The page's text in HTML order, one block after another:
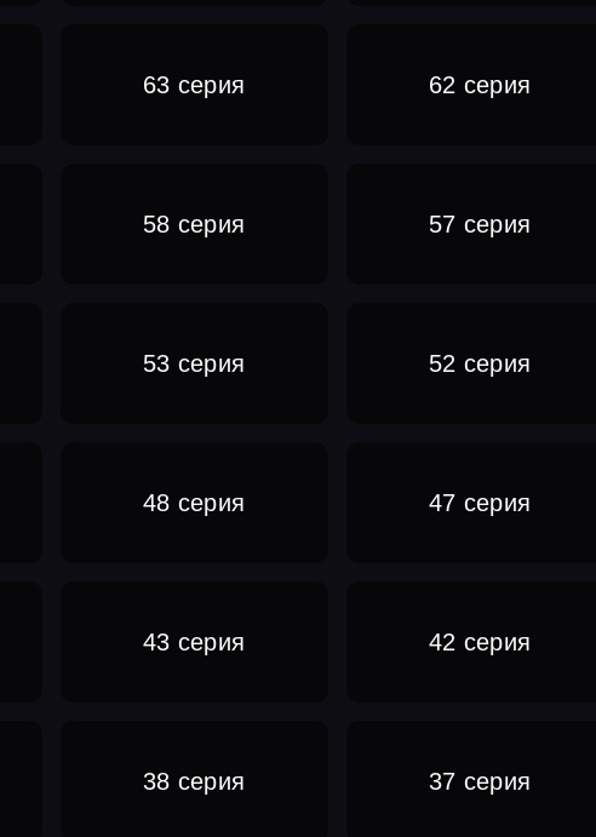
63 серия 62 серия
58 серия 57 серия
53 серия 52 серия
48 серия 47 серия
43 серия 42 серия
38 серия 37 серия